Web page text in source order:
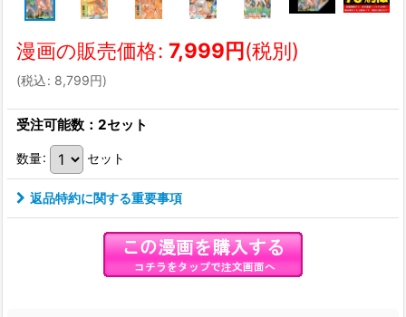
漫画の販売価格: 7,999円(税別)
(税込: 8,799円)
受注可能数：2セット
数量: セット
返品特約に関する重要事項